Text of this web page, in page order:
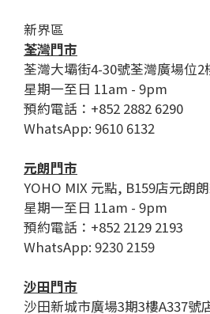
新界區
荃灣門市
荃灣大壩街4-30號荃灣廣場位2
星期一至日 11am - 9pm
預約電話：+852 2882 6290
WhatsApp: 9610 6132
元朗門市
YOHO MIX 元點, B159店元朗
星期一至日 11am - 9pm
預約電話：+852 2129 2193
WhatsApp: 9230 2159
沙田門市
沙田新城市廣場3期3樓A337號